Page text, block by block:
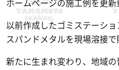
ホームページの施工例を更新
以前作成したゴミステーシ
スパンドメタルを現場溶接で
新たに生まれ変わり、地域の